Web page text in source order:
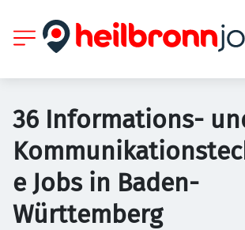
36 Informations-
e Jobs in Baden-
Württemberg